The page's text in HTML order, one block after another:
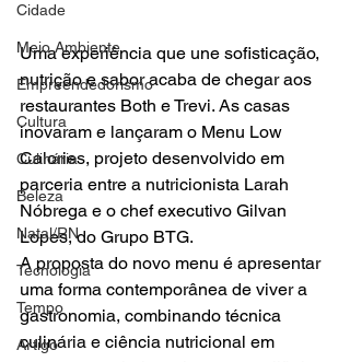
Cidade
Meio Ambiente
Empreendedorismo
Cultura
Culinária
Beleza
Natal/RN
Tecnologia
Tempo
Artigo
Uma experiência que une sofisticação,
nutrição e sabor acaba de chegar aos
restaurantes Both e Trevi. As casas
inovaram e lançaram o Menu Low
Calories, projeto desenvolvido em
parceria entre a nutricionista Larah
Nóbrega e o chef executivo Gilvan
Lopes, do Grupo BTG.
A proposta do novo menu é apresentar
uma forma contemporânea de viver a
gastronomia, combinando técnica
culinária e ciência nutricional em